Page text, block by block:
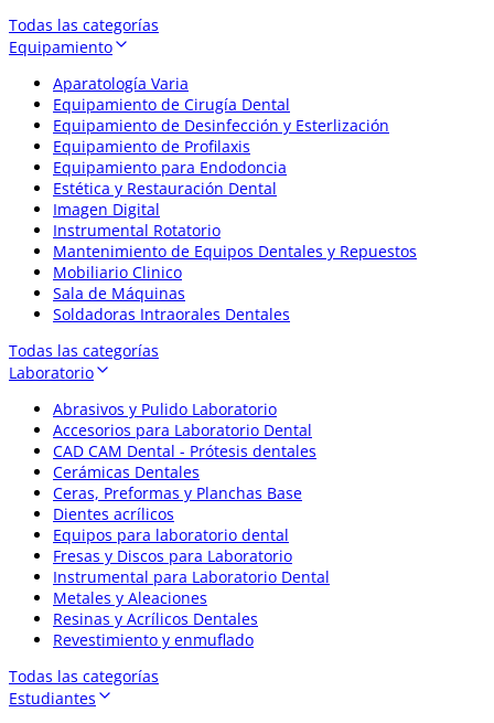
Todas las categorías
Equipamiento
Aparatología Varia
Equipamiento de Cirugía Dental
Equipamiento de Desinfección y Esterlización
Equipamiento de Profilaxis
Equipamiento para Endodoncia
Estética y Restauración Dental
Imagen Digital
Instrumental Rotatorio
Mantenimiento de Equipos Dentales y Repuestos
Mobiliario Clinico
Sala de Máquinas
Soldadoras Intraorales Dentales
Todas las categorías
Laboratorio
Abrasivos y Pulido Laboratorio
Accesorios para Laboratorio Dental
CAD CAM Dental - Prótesis dentales
Cerámicas Dentales
Ceras, Preformas y Planchas Base
Dientes acrílicos
Equipos para laboratorio dental
Fresas y Discos para Laboratorio
Instrumental para Laboratorio Dental
Metales y Aleaciones
Resinas y Acrílicos Dentales
Revestimiento y enmuflado
Todas las categorías
Estudiantes